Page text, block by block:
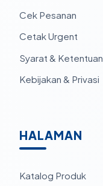
Cek Pesanan
Cetak Urgent
Syarat & Ketentuan
Kebijakan & Privasi
HALAMAN
Katalog Produk